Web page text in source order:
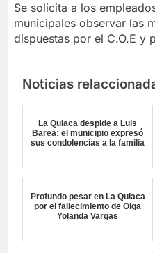
Se solicita a los
municipales observar las
dispuestas por el C.O.E y
Noticias
La Quiaca despide a Luis
Barea: el municipio expresó
sus condolencias a la familia
Profundo pesar en La Quiaca
por el fallecimiento de Olga
Yolanda Vargas